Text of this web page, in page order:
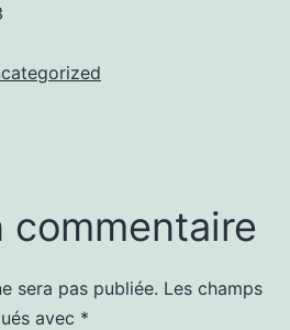
commentaire
sera pas publiée. Les champs
avec *